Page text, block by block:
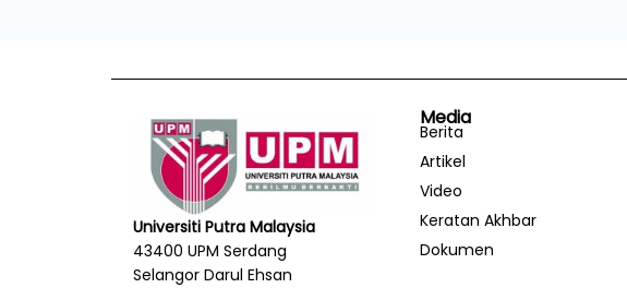
Universiti Putra Malaysia
43400 UPM Serdang
Selangor Darul Ehsan
Media
Berita
Artikel
Video
Keratan Akhbar
Dokumen